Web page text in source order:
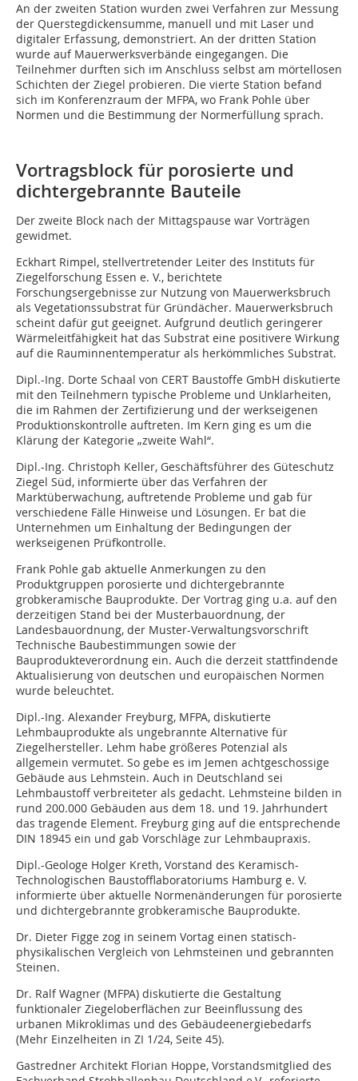
An der zweiten Station wurden zwei Verfahren zur Messung
der Querstegdickensumme, manuell und mit Laser und
digitaler Erfassung, demonstriert. An der dritten Station
wurde auf Mauerwerksverbände eingegangen. Die
Teilnehmer durften sich im Anschluss selbst am mörtellosen
Schichten der Ziegel probieren. Die vierte Station befand
sich im Konferenzraum der MFPA, wo Frank Pohle über
Normen und die Bestimmung der Normerfüllung sprach.
Vortragsblock für poro­sierte und
dichtergebrannte Bauteile
Der zweite Block nach der Mittagspause war Vorträgen
gewidmet.
Eckhart Rimpel, stellvertretender Leiter des Instituts für
Ziegelforschung Essen e. V., berichtete
Forschungsergebnisse zur Nutzung von Mauerwerksbruch
als Vegetationssubstrat für Gründächer. Mauerwerksbruch
scheint dafür gut geeignet. Aufgrund deutlich geringerer
Wärmeleitfähigkeit hat das Substrat eine positivere Wirkung
auf die Rauminnentemperatur als herkömmliches Substrat.
Dipl.-Ing. Dorte Schaal von CERT Baustoffe GmbH diskutierte
mit den Teilnehmern typische Probleme und Unklarheiten,
die im Rahmen der Zertifizierung und der werkseigenen
Produktionskontrolle auftreten. Im Kern ging es um die
Klärung der Kategorie „zweite Wahl“.
Dipl.-Ing. Christoph Keller, Geschäftsführer des Güteschutz
Ziegel Süd, informierte über das Verfahren der
Marktüberwachung, auftretende Probleme und gab für
verschiedene Fälle Hinweise und Lösungen. Er bat die
Unternehmen um Einhaltung der Bedingungen der
werkseigenen Prüfkontrolle.
Frank Pohle gab aktuelle Anmerkungen zu den
Produktgruppen porosierte und dichtergebrannte
grobkeramische Bauprodukte. Der Vortrag ging u.a. auf den
derzeitigen Stand bei der Musterbauordnung, der
Landesbauordnung, der Muster-Verwaltungsvorschrift
Technische Baubestimmungen sowie der
Bauprodukteverordnung ein. Auch die derzeit stattfindende
Aktualisierung von deutschen und europäischen Normen
wurde beleuchtet.
Dipl.-Ing. Alexander Freyburg, MFPA, diskutierte
Lehmbauprodukte als ungebrannte Alternative für
Ziegelhersteller. Lehm habe größeres Potenzial als
allgemein vermutet. So gebe es im Jemen achtgeschossige
Gebäude aus Lehmstein. Auch in Deutschland sei
Lehmbaustoff verbreiteter als gedacht. Lehmsteine bilden in
rund 200.000 Gebäuden aus dem 18. und 19. Jahrhundert
das tragende Element. Freyburg ging auf die entsprechende
DIN 18945 ein und gab Vorschläge zur Lehmbaupraxis.
Dipl.-Geologe Holger Kreth, Vorstand des Keramisch-
Technologischen Baustofflaboratoriums Hamburg e. V.
informierte über aktuelle Normenänderungen für porosierte
und dichtergebrannte grobkeramische Bauprodukte.
Dr. Dieter Figge zog in seinem Vortag einen statisch-
physikalischen Vergleich von Lehmsteinen und gebrannten
Steinen.
Dr. Ralf Wagner (MFPA) diskutierte die Gestaltung
funktionaler Ziegeloberflächen zur Beeinflussung des
urbanen Mikroklimas und des Gebäudeenergiebedarfs
(Mehr Einzelheiten in ZI 1/24, Seite 45).
Gastredner Architekt Florian Hoppe, Vorstandsmitglied des